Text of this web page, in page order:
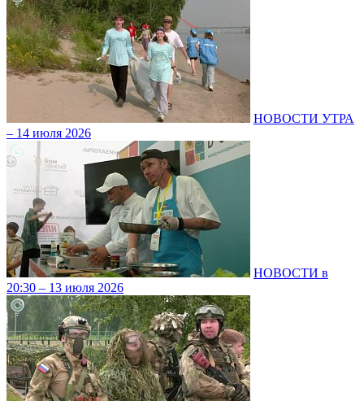
НОВОСТИ УТРА
– 14 июля 2026
НОВОСТИ в
20:30 – 13 июля 2026